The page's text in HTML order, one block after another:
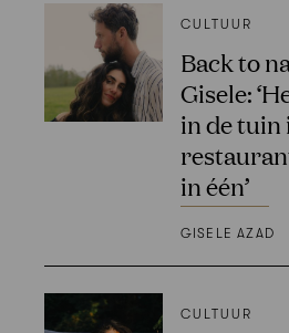
CULTUUR
Back to
Gisele:
in de tuin
in één’
GISELE AZAD
CULTUUR